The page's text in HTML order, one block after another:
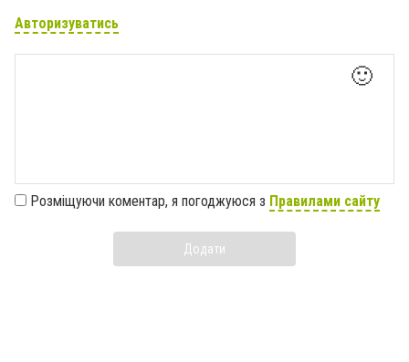
Авторизуватись
🙂
Розміщуючи коментар, я погоджуюся з Правилами сайту
Додати